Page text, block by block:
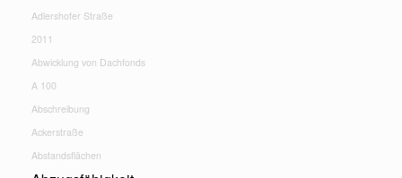
Adlershofer Straße
2011
Abwicklung von Dachfonds
A 100
Abschreibung
Ackerstraße
Abstandsflächen